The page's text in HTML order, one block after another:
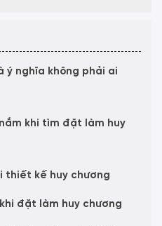
ý nghĩa không phải ai
khi tìm đặt làm huy
thiết kế huy chương
đặt làm huy chương